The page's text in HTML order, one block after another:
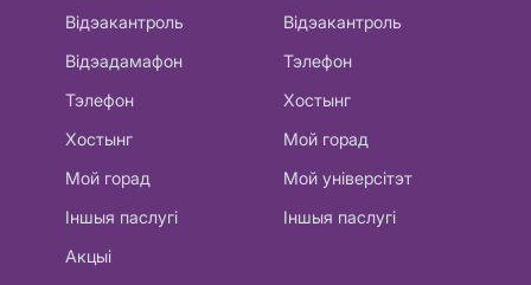
Відэакантроль
Відэадамафон
Тэлефон
Хостынг
Мой горад
Іншыя паслугі
Акцыі
Відэакантроль
Тэлефон
Хостынг
Мой горад
Мой універсітэт
Іншыя паслугі